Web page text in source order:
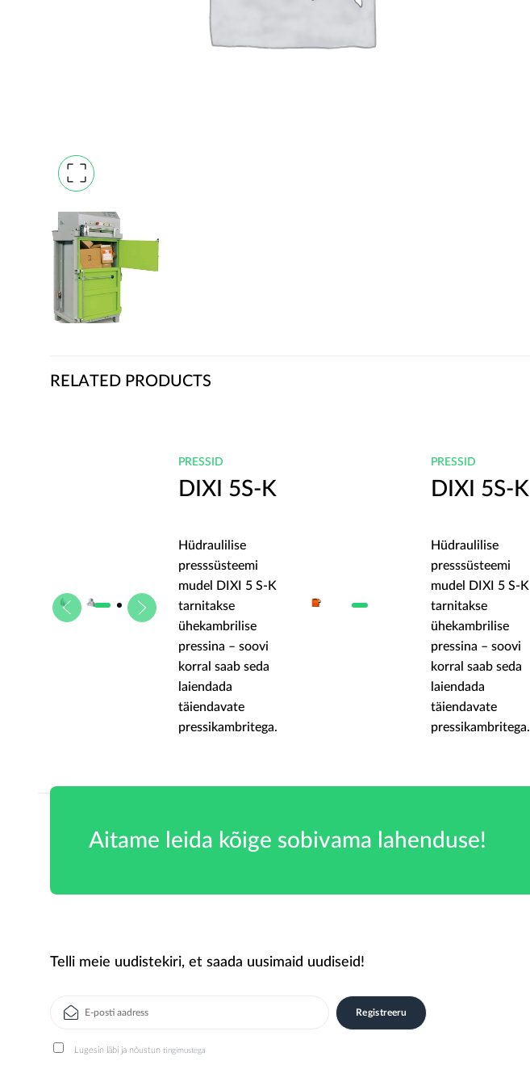
RELATED PRODUCTS
PRESSID
DIXI 5S-K
Hüdraulilise
presssüsteemi
mudel DIXI 5 S-K
tarnitakse
ühekambrilise
pressina – soovi
korral saab seda
laiendada
täiendavate
pressikambritega.
PRESSID
DIXI 5S-K
Hüdraulilise
presssüsteemi
mudel DIXI 5 S-K
tarnitakse
ühekambrilise
pressina – soovi
korral saab seda
laiendada
täiendavate
pressikambritega.
Aitame leida kõige sobivama lahenduse!
Telli meie uudistekiri, et saada uusimaid uudiseid!
Lugesin läbi ja nõustun tingimustega